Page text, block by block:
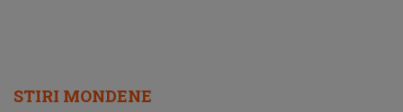
STIRI MONDENE